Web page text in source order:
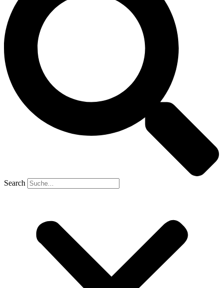
Search